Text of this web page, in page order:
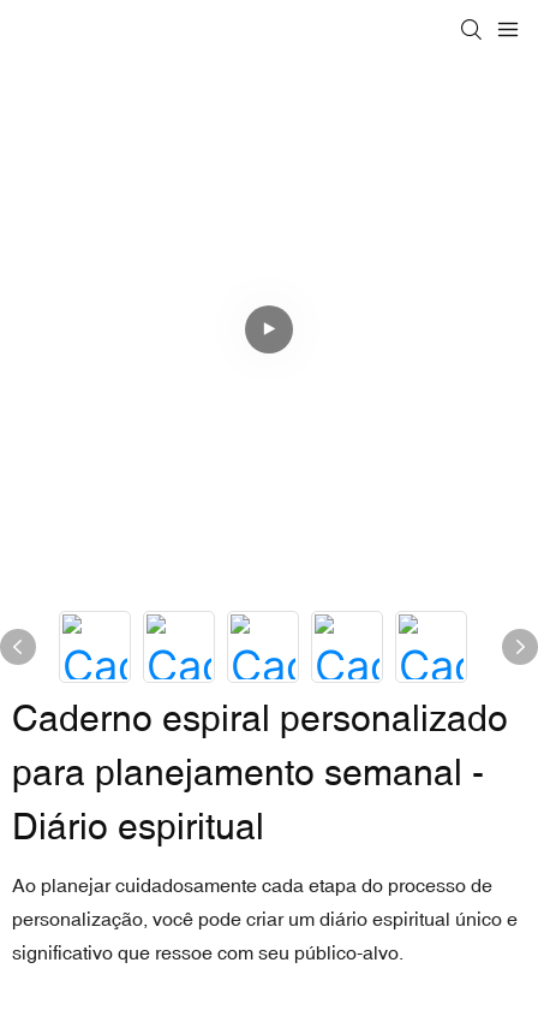
Caderno espiral personalizado
para planejamento semanal -
Diário espiritual
Ao planejar cuidadosamente cada etapa do processo de
personalização, você pode criar um diário espiritual único e
significativo que ressoe com seu público-alvo.